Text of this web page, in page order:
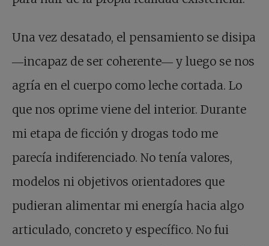
Una vez desatado, el pensamiento se disipa
―incapaz de ser coherente― y luego se nos
agría en el cuerpo como leche cortada. Lo
que nos oprime viene del interior. Durante
mi etapa de ficción y drogas todo me
parecía indiferenciado. No tenía valores,
modelos ni objetivos orientadores que
pudieran alimentar mi energía hacia algo
articulado, concreto y específico. No fui